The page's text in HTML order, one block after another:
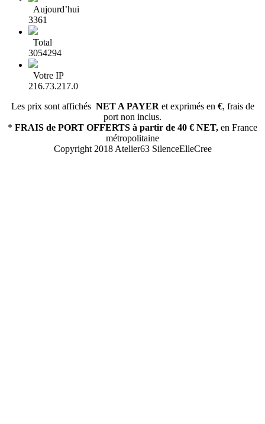
Aujourd’hui
3361
Total
3054294
Votre IP
216.73.217.0
Les prix sont affichés NET A PAYER et exprimés en €, frais de
port non inclus.
* FRAIS de PORT OFFERTS à partir de 40 € NET, en France
métropolitaine
Copyright 2018 Atelier63 SilenceElleCree